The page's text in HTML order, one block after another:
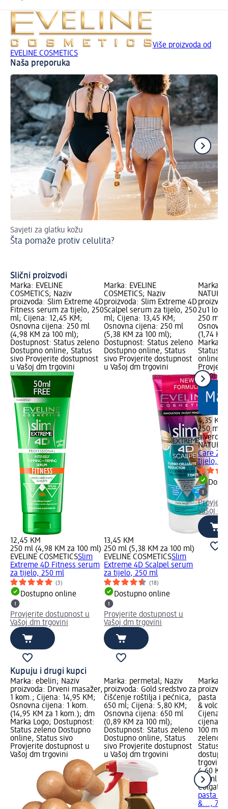
Više proizvoda od
EVELINE COSMETICS
Naša preporuka
Savjeti za glatku kožu
Šta pomaže protiv celulita?
Slični proizvodi
Marka: EVELINE
COSMETICS; Naziv
proizvoda: Slim Extreme 4D
Fitness serum za tijelo, 250
ml; Cijena: 12,45 KM;
Osnovna cijena: 250 ml
(4,98 KM za 100 ml);
Dostupnost: Status zeleno
Dostupno online, Status
sivo Provjerite dostupnost
u Vašoj dm trgovini
12,45 KM
250 ml (4,98 KM za 100 ml)
EVELINE COSMETICSSlim
Extreme 4D Fitness serum
za tijelo, 250 ml
(3)
Dostupno online
Provjerite dostupnost u
Vašoj dm trgovini
Marka: EVELINE
COSMETICS; Naziv
proizvoda: Slim Extreme 4D
Scalpel serum za tijelo, 250
ml; Cijena: 13,45 KM;
Osnovna cijena: 250 ml
(5,38 KM za 100 ml);
Dostupnost: Status zeleno
Dostupno online, Status
sivo Provjerite dostupnost
u Vašoj dm trgovini
13,45 KM
250 ml (5,38 KM za 100 ml)
EVELINE COSMETICSSlim
Extreme 4D Scalpel serum
za tijelo, 250 ml
(18)
Dostupno online
Provjerite dostupnost u
Vašoj dm trgovini
Marka:
2u1
250 ml;
(1,74
Marka
Status
online,
Vašoj
4,35 KM
250 ml
alverde
Care
tijelo,
Vašoj
Kupuju i drugi kupci
Marka: ebelin; Naziv
proizvoda: Drveni masažer,
1 kom.; Cijena: 14,95 KM;
Osnovna cijena: 1 kom.
(14,95 KM za 1 kom.); dm
Marka Logo; Dostupnost:
Status zeleno Dostupno
online, Status sivo
Provjerite dostupnost u
Vašoj dm trgovini
Marka: permetal; Naziv
proizvoda: Gold sredstvo za
čišćenje roštilja i pećnica,
650 ml; Cijena: 5,80 KM;
Osnovna cijena: 650 ml
(0,89 KM za 100 ml);
Dostupnost: Status zeleno
Dostupno online, Status
sivo Provjerite dostupnost
u Vašoj dm trgovini
Marka:
pasta
&
Cijena:
cijena:
100 ml);
zeleno
Status
trgovini
4,60 KM
75 ml
Colgate
pasta
&..., 75